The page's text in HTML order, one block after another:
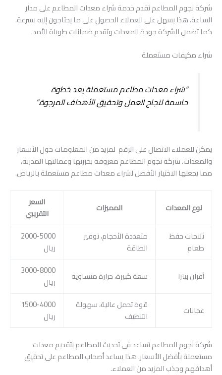
شركة نجوم المطاعم تقدم خدمة شراء معدات المطاعم على مدار
الساعة. هذا يسهل على العملاء الحصول على ما يحتاجون إليه بسرعة.
كما تضمن الشركة جودة المعدات وتقدم ضمانات طويلة الأمد.
شراء مكيفات مستعملة
“شراء معدات مطاعم مستعملة يعد خطوة
حاسمة لنجاح العمل وتحقيق الأهداف المرجوة.”
يمكن للعملاء الاتصال على الرقم لمزيد من المعلومات حول الأسعار
والمعدات. شركة نجوم المطاعم معروفة بخبرتها وعمالتها المدربة،
مما يجعلها الاختيار الأفضل لشراء معدات مطاعم مستعملة بالرياض.
نوع المعدات المميزات
السعر
التقريبي
ثلاجات حفظ
طعام
متعددة الأحجام، توفير
الطاقة
2000-5000
ريال
أفران بيتزا سعة كبيرة، حرارة متساوية
3000-8000
ريال
عجانات
قوة تحمل عالية، سهولة
التنظيف
1500-4000
ريال
شركة نجوم المطاعم تساعد في تحديث المطاعم بتقديم معدات
مستعملة بأفضل الأسعار. هذا يساعد أصحاب المطاعم على تحقيق
أهدافهم وجذب المزيد من العملاء.